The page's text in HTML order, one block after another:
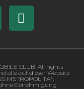
CLUB, All rights
alle auf dieser Website
METROPOLITAN
Genehmigung